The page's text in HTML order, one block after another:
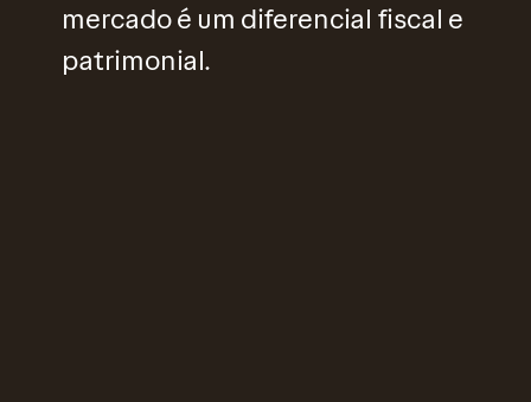
mercado é um diferencial fiscal e
patrimonial.